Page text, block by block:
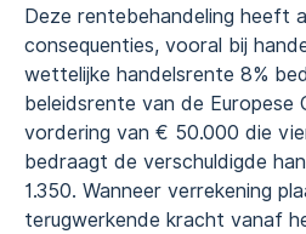
Deze rentebehandeling heeft
consequenties, vooral bij
wettelijke handelsrente 8%
beleidsrente van de Europese
vordering van € 50.000 die
bedraagt de verschuldigde
1.350. Wanneer verrekening
terugwerkende kracht vanaf